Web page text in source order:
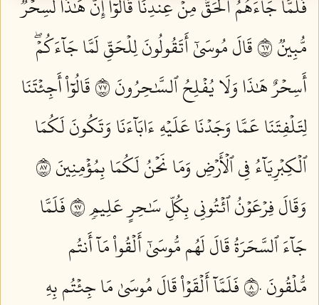
فَلَمَّا جَآءَهُمُ ٱلۡحَقُّ مِنۡ عِندِنَا قَالُوٓاْ إِنَّ هَٰذَا لَسِحۡرٞ
مُّبِينٞ ٧٦
قَالَ مُوسَىٰٓ أَتَقُولُونَ لِلۡحَقِّ لَمَّا جَآءَكُمۡۖ
أَسِحۡرٌ هَٰذَا وَلَا يُفۡلِحُ ٱلسَّٰحِرُونَ ٧٧
قَالُوٓاْ أَجِئۡتَنَا
لِتَلۡفِتَنَا عَمَّا وَجَدۡنَا عَلَيۡهِ ءَابَآءَنَا وَتَكُونَ لَكُمَا
ٱلۡكِبۡرِيَآءُ فِي ٱلۡأَرۡضِ وَمَا نَحۡنُ لَكُمَا بِمُؤۡمِنِينَ ٧٨
وَقَالَ فِرۡعَوۡنُ ٱئۡتُونِي بِكُلِّ سَٰحِرٍ عَلِيمٖ ٧٩
فَلَمَّا
جَآءَ ٱلسَّحَرَةُ قَالَ لَهُم مُّوسَىٰٓ أَلۡقُواْ مَآ أَنتُم
مُّلۡقُونَ ٨٠
فَلَمَّآ أَلۡقَوۡاْ قَالَ مُوسَىٰ مَا جِئۡتُم بِهِ